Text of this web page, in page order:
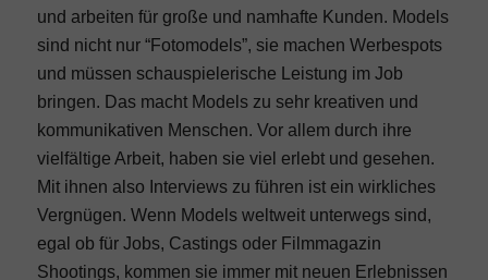
und arbeiten für große und namhafte Kunden. Models
sind nicht nur “Fotomodels”, sie machen Werbespots
und müssen schauspielerische Leistung im Job
bringen. Das macht Models zu sehr kreativen und
kommunikativen Menschen. Vor allem durch ihre
vielfältige Arbeit, haben sie viel erlebt und gesehen.
Mit ihnen also Interviewszu führen ist ein wirkliches
Vergnügen. Wenn Models weltweit unterwegs sind,
egal ob für Jobs, Castings oder Filmmagazin
Shootings, kommen sie immer mit neuen Erlebnissen